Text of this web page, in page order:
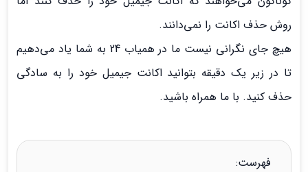
روش حذف اکانت را نمی‌دانند.
هیچ جای نگرانی نیست ما در همیاب 24 به شما یاد می‌دهیم
تا در زیر یک دقیقه بتوانید اکانت جیمیل خود را به سادگی
حذف کنید. با ما همراه باشید.
فهرست: